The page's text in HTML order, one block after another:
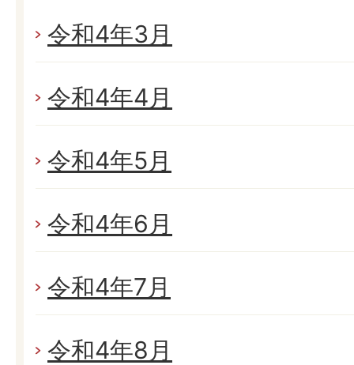
令和4年3月
令和4年4月
令和4年5月
令和4年6月
令和4年7月
令和4年8月